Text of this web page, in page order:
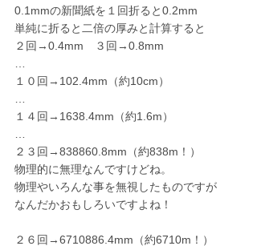
0.1mmの新聞紙を１回折ると0.2mm
単純に折ると二倍の厚みと計算すると
２回→0.4mm　３回→0.8mm
１０回→102.4mm（約10cm）
１４回→1638.4mm（約1.6m）
２３回→838860.8mm（約838m！）
物理的に無理なんですけどね。
物理やいろんな事を無視したものですが
なんだかおもしろいですよね！
２６回→6710886.4mm（約6710m！）